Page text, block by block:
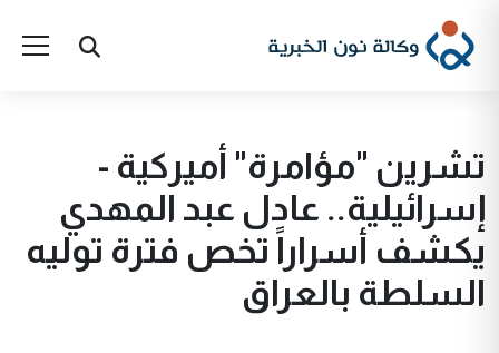
تشرين "مؤامرة" أميركية -
إسرائيلية.. عادل عبد المهدي
يكشف أسراراً تخص فترة توليه
السلطة بالعراق